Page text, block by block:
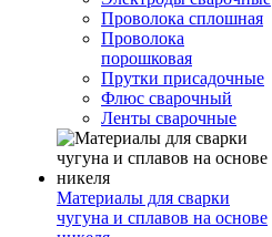
Проволока сплошная
Проволока
порошковая
Прутки присадочные
Флюс сварочный
Ленты сварочные
Материалы для сварки
чугуна и сплавов на основе